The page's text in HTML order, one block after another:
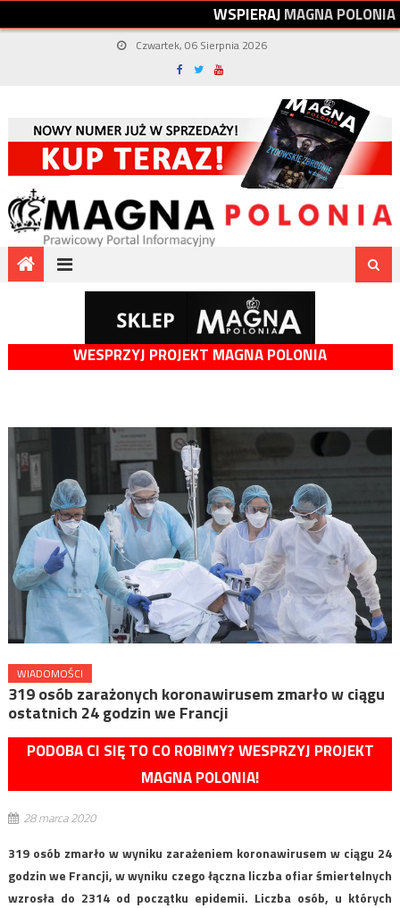
WSPIERAJMAGNAPOLONIA
Czwartek, 06 Sierpnia 2026
WESPRZYJ PROJEKT MAGNA POLONIA
WIADOMOŚCI
319 osób zarażonych koronawirusem zmarło w ciągu
ostatnich 24 godzin we Francji
PODOBA CI SIĘ TO CO ROBIMY? WESPRZYJ PROJEKT
MAGNA POLONIA!
28 marca 2020
319 osób zmarło w wyniku zarażeniem koronawirusem w ciągu 24
godzin we Francji, w wyniku czego łączna liczba ofiar śmiertelnych
wzrosła do 2314 od początku epidemii. Liczba osób, u których